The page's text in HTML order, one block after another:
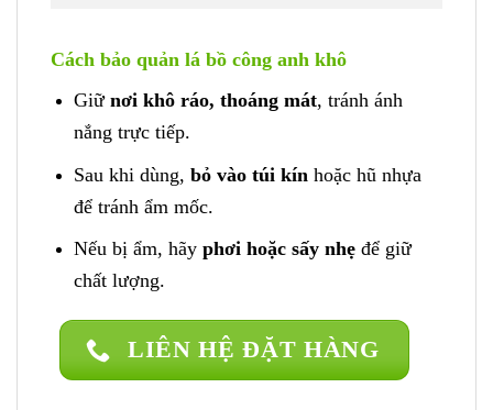
Cách bảo quản lá bồ công anh khô
Giữ nơi khô ráo, thoáng mát, tránh ánh
nắng trực tiếp.
Sau khi dùng, bỏ vào túi kín hoặc hũ nhựa
để tránh ẩm mốc.
Nếu bị ẩm, hãy phơi hoặc sấy nhẹđể giữ
chất lượng.
LIÊN HỆ ĐẶT HÀNG